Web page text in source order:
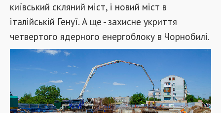
київський скляний міст, і новий міст в
італійській Генуї. А ще - захисне укриття
четвертого ядерного енергоблоку в Чорнобилі.